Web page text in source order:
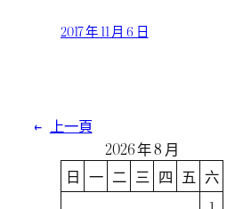
2017 年 11 月 6 日
← 上一頁
2026 年 8 月
日 一 二 三 四 五 六